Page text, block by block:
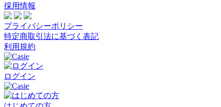
採用情報
プライバシーポリシー
特定商取引法に基づく表記
利用規約
ログイン